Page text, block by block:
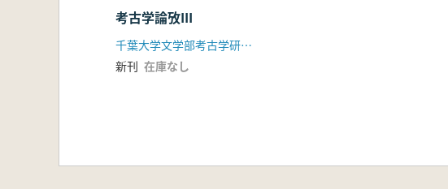
考古学論攷III
千葉大学文学部考古学研究室
新刊 在庫なし